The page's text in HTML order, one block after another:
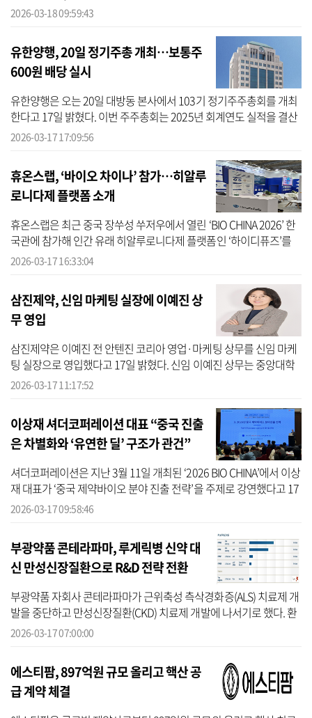
일 밝혔다. 이번 실사는 경보제약 충남 아산공장에서 진행됐으며, 미
2026-03-18 09:59:43
유한양행, 20일 정기주총 개최…보통주
600원 배당 실시
유한양행은 오는 20일 대방동 본사에서 103기 정기주주총회를 개최
한다고 17일 밝혔다. 이번 주주총회는 2025년 회계연도 실적을 결산
하고 주요 경영 안건을 논의하기 위해 마련됐다. 주주총회는 3월 20
2026-03-17 17:09:56
휴온스랩, ‘바이오 차이나’ 참가…히알루
로니다제 플랫폼 소개
휴온스랩은 최근 중국 장쑤성 쑤저우에서 열린 ‘BIO CHINA 2026’ 한
국관에 참가해 인간 유래 히알루로니다제 플랫폼인 ‘하이디퓨즈’를
적극 알렸다고 17일 밝혔다. BIO CHINA 2026는 올해 제 11회를 맞은
2026-03-17 16:33:04
삼진제약, 신임 마케팅 실장에 이예진 상
무 영입
삼진제약은 이예진 전 안텐진 코리아 영업·마케팅 상무를 신임 마케
팅 실장으로 영입했다고 17일 밝혔다. 신임 이예진 상무는 중앙대학
교 약학대학을 졸업, 한국얀센에서 MR 및 PM 그리고 신약이 시장에
2026-03-17 11:17:52
이상재 셔더코퍼레이션 대표 “중국 진출
은 차별화와 ‘유연한 딜’ 구조가 관건”
셔더코퍼레이션은 지난 3월 11일 개최된 ‘2026 BIO CHINA’에서 이상
재 대표가 ‘중국 제약바이오 분야 진출 전략’을 주제로 강연했다고 17
일 밝혔다. 한국제약바이오협회가 보건산업진흥원, 보건복지부, 대한
2026-03-17 09:58:46
부광약품 콘테라파마, 루게릭병 신약 대
신 만성신장질환으로 R&D 전략 전환
부광약품 자회사 콘테라파마가 근위축성 측삭경화증(ALS) 치료제 개
발을 중단하고 만성신장질환(CKD) 치료제 개발에 나서기로 했다. 환
자 규모가 제한적인데다 개발이 어려운 희귀질환 대신 시장성이 큰
2026-03-17 07:00:00
에스티팜, 897억원 규모 올리고 핵산 공
급 계약 체결